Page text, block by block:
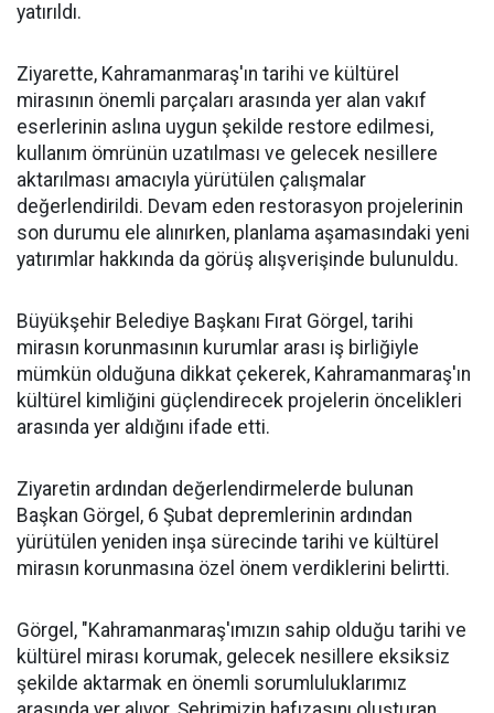
yatırıldı.
Ziyarette, Kahramanmaraş'ın tarihi ve kültürel
mirasının önemli parçaları arasında yer alan vakıf
eserlerinin aslına uygun şekilde restore edilmesi,
kullanım ömrünün uzatılması ve gelecek nesillere
aktarılması amacıyla yürütülen çalışmalar
değerlendirildi. Devam eden restorasyon projelerinin
son durumu ele alınırken, planlama aşamasındaki yeni
yatırımlar hakkında da görüş alışverişinde bulunuldu.
Büyükşehir Belediye Başkanı Fırat Görgel, tarihi
mirasın korunmasının kurumlar arası iş birliğiyle
mümkün olduğuna dikkat çekerek, Kahramanmaraş'ın
kültürel kimliğini güçlendirecek projelerin öncelikleri
arasında yer aldığını ifade etti.
Ziyaretin ardından değerlendirmelerde bulunan
Başkan Görgel, 6 Şubat depremlerinin ardından
yürütülen yeniden inşa sürecinde tarihi ve kültürel
mirasın korunmasına özel önem verdiklerini belirtti.
Görgel, "Kahramanmaraş'ımızın sahip olduğu tarihi ve
kültürel mirası korumak, gelecek nesillere eksiksiz
şekilde aktarmak en önemli sorumluluklarımız